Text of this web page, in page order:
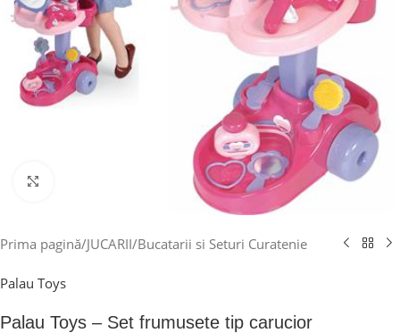
Prima pagină/JUCARII/Bucatarii si Seturi Curatenie
Palau Toys
Palau Toys – Set frumusete tip carucior